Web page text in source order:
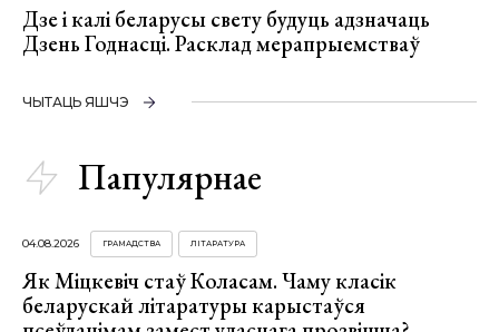
Дзе і калі беларусы свету будуць адзначаць
Дзень Годнасці. Расклад мерапрыемстваў
ЧЫТАЦЬ ЯШЧЭ
Папулярнае
04.08.2026 ГРАМАДСТВА ЛІТАРАТУРА
Як Міцкевіч стаў Коласам. Чаму класік
беларускай літаратуры карыстаўся